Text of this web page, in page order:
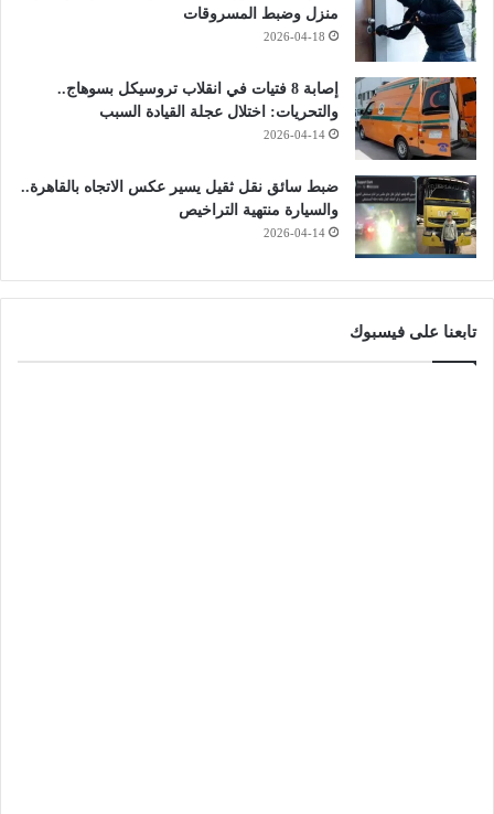
منزل وضبط المسروقات
2026-04-18
إصابة 8 فتيات في انقلاب تروسيكل بسوهاج..
والتحريات: اختلال عجلة القيادة السبب
2026-04-14
ضبط سائق نقل ثقيل يسير عكس الاتجاه بالقاهرة..
والسيارة منتهية التراخيص
2026-04-14
تابعنا على فيسبوك